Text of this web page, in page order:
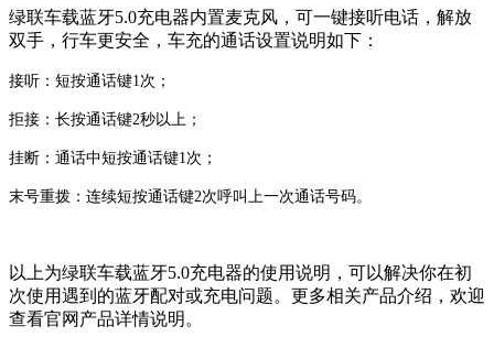
绿联车载蓝牙5.0充电器内置麦克风，可一键接听电话，解放
双手，行车更安全，车充的通话设置说明如下：
接听：短按通话键1次；
拒接：长按通话键2秒以上；
挂断：通话中短按通话键1次；
末号重拨：连续短按通话键2次呼叫上一次通话号码。
以上为绿联车载蓝牙5.0充电器的使用说明，可以解决你在初
次使用遇到的蓝牙配对或充电问题。更多相关产品介绍，欢迎
查看官网产品详情说明。